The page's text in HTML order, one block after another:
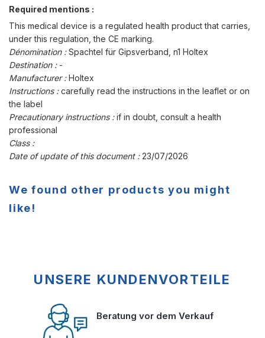
Required mentions :
This medical device is a regulated health product that carries,
under this regulation, the CE marking.
Dénomination :Spachtel für Gipsverband, n1 Holtex
Destination : -
Manufacturer :Holtex
Instructions :carefully read the instructions in the leaflet or on
the label
Precautionary instructions :if in doubt, consult a health
professional
Class :
Date of update of this document :23/07/2026
We found other products you might
like!
UNSERE KUNDENVORTEILE
Beratung vor dem Verkauf